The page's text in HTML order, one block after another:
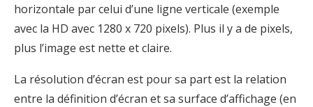
horizontale par celui d’une ligne verticale (exemple
avec la HD avec 1280 x 720 pixels). Plus il y a de pixels,
plus l’image est nette et claire.
La résolution d’écran est pour sa part est la relation
entre la définition d’écran et sa surface d’affichage (en